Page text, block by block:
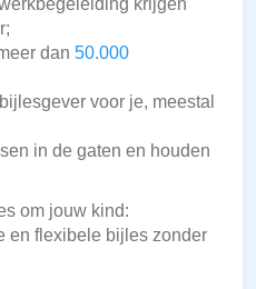
krijgen
dan 50.000
voor je, meestal
in de gaten en houden
om jouw kind:
en flexibele bijles zonder